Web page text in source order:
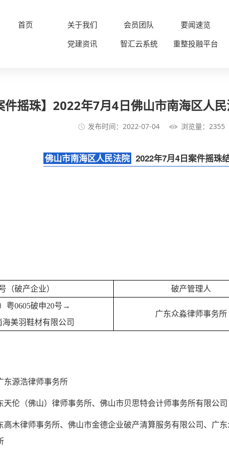
首页 关于我们 会员团队 要闻速览
党建资讯
智汇云系统 重整投融平台
件摇珠】2022年7月4日佛山市南海区人
发布时间：2022-07-04 浏览量：2355
佛山市南海区人民法院 2022年7月4日案件摇珠
（破产企业） 破产管理人
）粤0605破申20号→
海美羽鞋材有限公司
广东众淼律师事务所
东源浩律师事务所
伦（佛山）律师事务所、佛山市贝思特会计师事务所有限公司
木律师事务所、佛山市金德企业破产清算服务有限公司、广